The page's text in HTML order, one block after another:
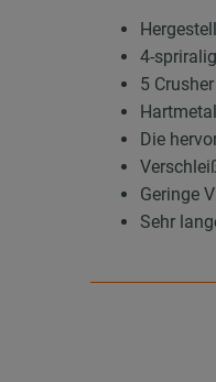
4-
5
Die
Geringe
Sehr